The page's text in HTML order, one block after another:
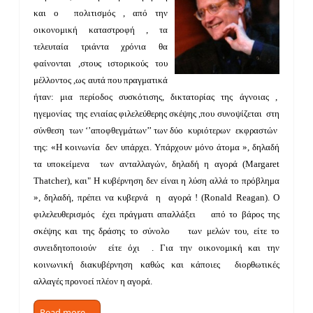
και ο πολιτισμός , από την
οικονομική καταστροφή , τα
τελευταία τριάντα χρόνια θα
φαίνονται ,στους ιστορικούς του
μέλλοντος ,ως αυτά που πραγματικά
ήταν: μια περίοδος συσκότισης, δικτατορίας της άγνοιας ,
ηγεμονίας της ενιαίας φιλελεύθερης σκέψης ,που συνοψίζεται στη
σύνθεση των ‘’αποφθεγμάτων’’ των δύο κυριότερων εκφραστών
της: «Η κοινωνία δεν υπάρχει. Υπάρχουν μόνο άτομα », δηλαδή
τα υποκείμενα των ανταλλαγών, δηλαδή η αγορά (Margaret
Thatcher), και" Η κυβέρνηση δεν είναι η λύση αλλά το πρόβλημα
», δηλαδή, πρέπει να κυβερνά η αγορά ! (Ronald Reagan). Ο
φιλελευθερισμός έχει πράγματι απαλλάξει από το βάρος της
σκέψης και της δράσης το σύνολο των μελών του, είτε το
συνειδητοποιούν είτε όχι . Για την οικονομική και την
κοινωνική διακυβέρνηση καθώς και κάποιες διορθωτικές
αλλαγές προνοεί πλέον η αγορά.